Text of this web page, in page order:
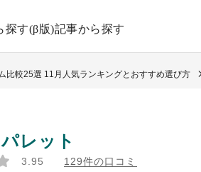
探す(β版)記事から探す
比較25選 11月人気ランキングとおすすめ選び方
レット
3.95 129件の口コミ